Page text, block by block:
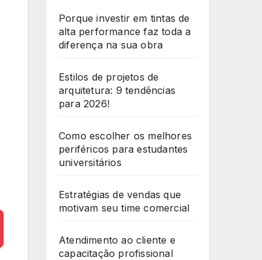
Porque investir em tintas de
alta performance faz toda a
diferença na sua obra
Estilos de projetos de
arquitetura: 9 tendências
para 2026!
Como escolher os melhores
periféricos para estudantes
universitários
Estratégias de vendas que
motivam seu time comercial
Atendimento ao cliente e
capacitação profissional